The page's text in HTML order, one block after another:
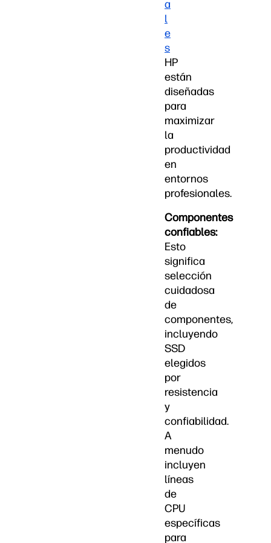
a
l
e
s
HP
están
diseñadas
para
maximizar
la
productividad
en
entornos
profesionales.
Componentes
confiables:
Esto
significa
selección
cuidadosa
de
componentes,
incluyendo
SSD
elegidos
por
resistencia
y
confiabilidad.
A
menudo
incluyen
líneas
de
CPU
específicas
para